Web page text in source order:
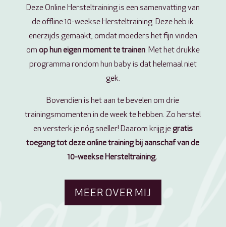
Deze Online Hersteltraining is een samenvatting van
de offline 10-weekse Hersteltraining. Deze heb ik
enerzijds gemaakt, omdat moeders het fijn vinden
om op hun eigen moment te trainen. Met het drukke
programma rondom hun baby is dat helemaal niet
gek.
Bovendien is het aan te bevelen om drie
trainingsmomenten in de week te hebben. Zo herstel
en versterk je nóg sneller! Daarom krijg jegratis
toegang tot deze online training bij aanschaf van de
10-weekse Hersteltraining.
MEER OVER MIJ